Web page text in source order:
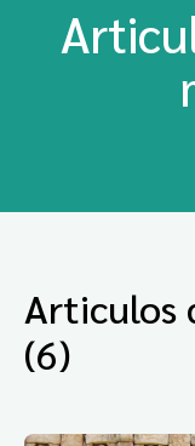
Articulos
(6)